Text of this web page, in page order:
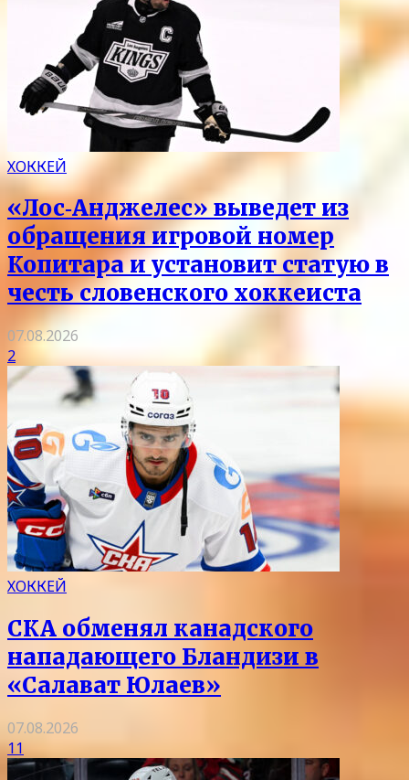
ХОККЕЙ
«Лос‑Анджелес» выведет из
обращения игровой номер
Копитара и установит статую в
честь словенского хоккеиста
07.08.2026
2
ХОККЕЙ
СКА обменял канадского
нападающего Бландизи в
«Салават Юлаев»
07.08.2026
11